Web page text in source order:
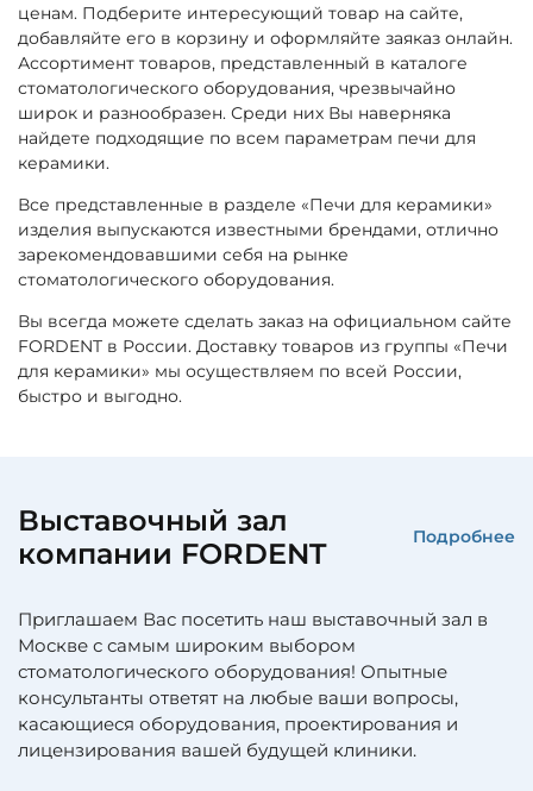
ценам. Подберите интересующий товар на сайте,
добавляйте его в корзину и оформляйте заяказ онлайн.
Ассортимент товаров, представленный в каталоге
стоматологического оборудования, чрезвычайно
широк и разнообразен. Среди них Вы наверняка
найдете подходящие по всем параметрам печи для
керамики.
Все представленные в разделе «Печи для керамики»
изделия выпускаются известными брендами, отлично
зарекомендовавшими себя на рынке
стоматологического оборудования.
Вы всегда можете сделать заказ на официальном сайте
FORDENT в России. Доставку товаров из группы «Печи
для керамики» мы осуществляем по всей России,
быстро и выгодно.
Выставочный зал
компании FORDENT
Подробнее
Приглашаем Вас посетить наш выставочный зал в
Москве с самым широким выбором
стоматологического оборудования! Опытные
консультанты ответят на любые ваши вопросы,
касающиеся оборудования, проектирования и
лицензирования вашей будущей клиники.